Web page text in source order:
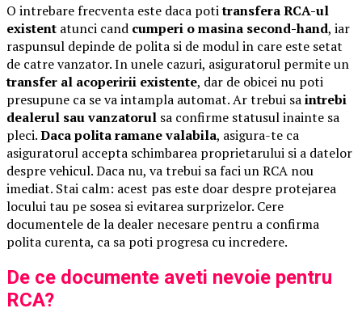
O intrebare frecventa este daca potitransfera RCA-ul
existent atunci cand cumperi o masina second-hand, iar
raspunsul depinde de polita si de modul in care este setat
de catre vanzator. In unele cazuri, asiguratorul permite un
transfer al acoperirii existente, dar de obicei nu poti
presupune ca se va intampla automat. Ar trebui saintrebi
dealerul sau vanzatorul sa confirme statusul inainte sa
pleci.Daca polita ramane valabila, asigura-te ca
asiguratorul accepta schimbarea proprietarului si a datelor
despre vehicul. Daca nu, va trebui sa faci un RCA nou
imediat. Stai calm: acest pas este doar despre protejarea
locului tau pe sosea si evitarea surprizelor. Cere
documentele de la dealer necesare pentru a confirma
polita curenta, ca sa poti progresa cu incredere.
De ce documente aveti nevoie pentru
RCA?